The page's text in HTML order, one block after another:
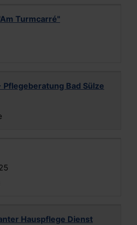
Turmcarré"
Pflegeberatung Bad Sülze
Hauspflege Dienst